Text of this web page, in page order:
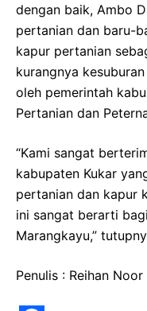
dengan baik, Ambo
pertanian dan baru-
kapur pertanian
kurangnya
oleh pemerintah
Pertanian dan
“Kami sangat
kabupaten Kukar
pertanian dan kapur
ini sangat berarti
Marangkayu,”
Penulis : Reihan Noor